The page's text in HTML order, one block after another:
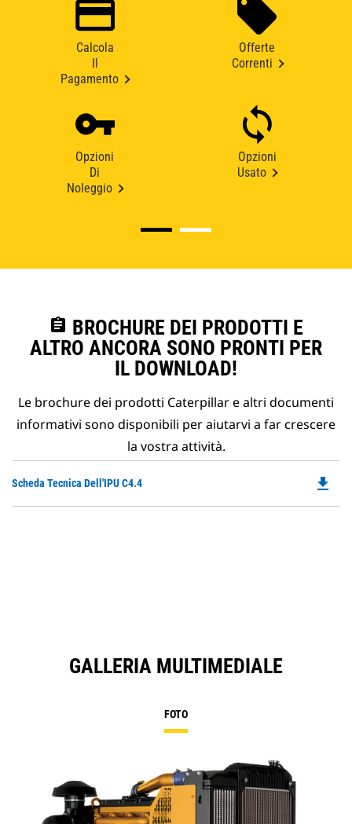
Calcola
Pagamento
Offerte
Correnti
Opzioni
Di
Noleggio
Opzioni
Usato
assignment BROCHURE DEI PRODOTTI E
ALTRO ANCORA SONO PRONTI PER
IL DOWNLOAD!
Le brochure dei prodotti Caterpillar e altri documenti
informativi sono disponibili per aiutarvi a far crescere
la vostra attività.
Scheda Tecnica Dell'IPU C4.4 file_download
GALLERIA MULTIMEDIALE
FOTO